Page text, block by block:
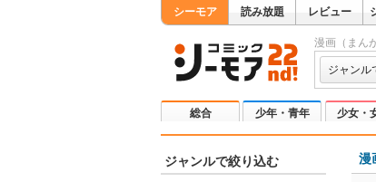
シーモア 読み放題 レビュー
漫画（まん
ジャンル
総合 少年・青年 少女・
ジャンルで絞り込む 漫